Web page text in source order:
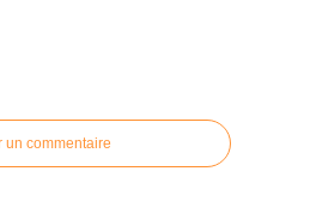
un commentaire